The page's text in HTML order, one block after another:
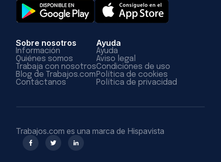
Sobre nosotros
Información
Quiénes somos
Trabaja con nosotros
Blog de Trabajos.com
Contáctanos
Ayuda
Ayuda
Aviso legal
Condiciones de uso
Política de cookies
Política de privacidad
Trabajos.com es una marca de Hispavista